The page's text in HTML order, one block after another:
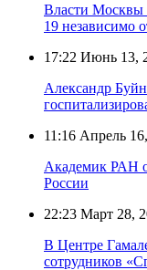
Власти Москвы
19 независимо
17:22 Июнь 13,
Александр
11:16 Апрель
Академик РАН
России
22:23 Март 28,
В Центре
сотрудников